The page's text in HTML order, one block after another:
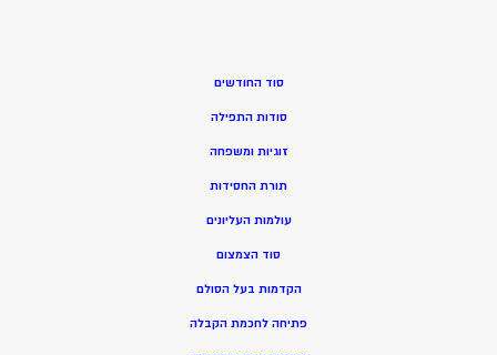
סוד החודשים
סודות התפילה
זוגיות ומשפחה
תורת החסידות
עולמות העליונים
סוד הצמצום
הקדמות בעל הסולם
פתיחה לחכמת הקבלה